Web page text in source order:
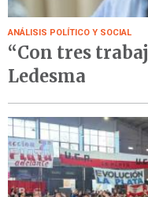
ANÁLISIS POLÍTICO Y SOCIAL
“Con tres
Ledesma